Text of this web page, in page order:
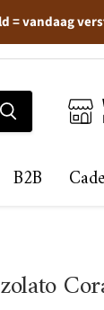
= vandaag
B2B